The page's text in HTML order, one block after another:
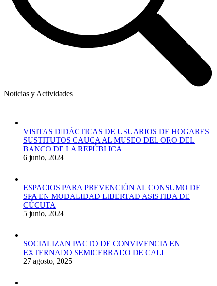
Noticias y Actividades
VISITAS DIDÁCTICAS DE USUARIOS DE HOGARES
SUSTITUTOS CAUCA AL MUSEO DEL ORO DEL
BANCO DE LA REPÚBLICA
6 junio, 2024
ESPACIOS PARA PREVENCIÓN AL CONSUMO DE
SPA EN MODALIDAD LIBERTAD ASISTIDA DE
CÚCUTA
5 junio, 2024
SOCIALIZAN PACTO DE CONVIVENCIA EN
EXTERNADO SEMICERRADO DE CALI
27 agosto, 2025